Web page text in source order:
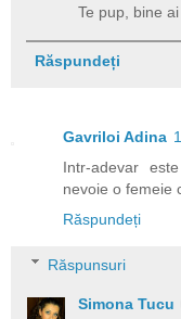
Te pup, bine
Răspundeți
Gavriloi Adina
Intr-adevar
nevoie o femeie
Răspundeți
Răspunsuri
Simona Tucu